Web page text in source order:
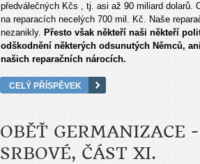
předválečných Kčs , tj. asi až 90 miliard dolarů.
na reparacích necelých 700 mil. Kč. Naše
nezanikly. Přesto však někteří naši někteří
odškodnění některých odsunutých Němců,
našich reparačních nárocích.
CELÝ PŘÍSPĚVEK
OBĚŤ GERMANIZACE
SRBOVÉ, ČÁST XI.